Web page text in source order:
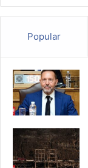
Popular